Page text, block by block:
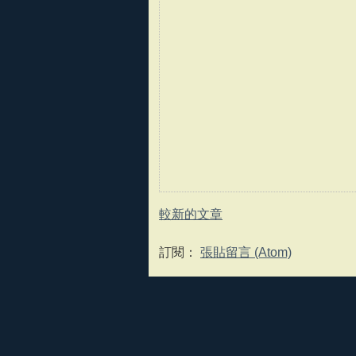
較新的文章
訂閱： 張貼留言 (Atom)